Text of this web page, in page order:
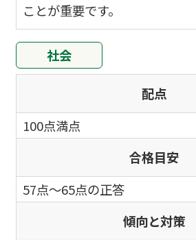
ことが重要です。
社会
配点
100点満点
合格目安
57点～65点の正答
傾向と対策